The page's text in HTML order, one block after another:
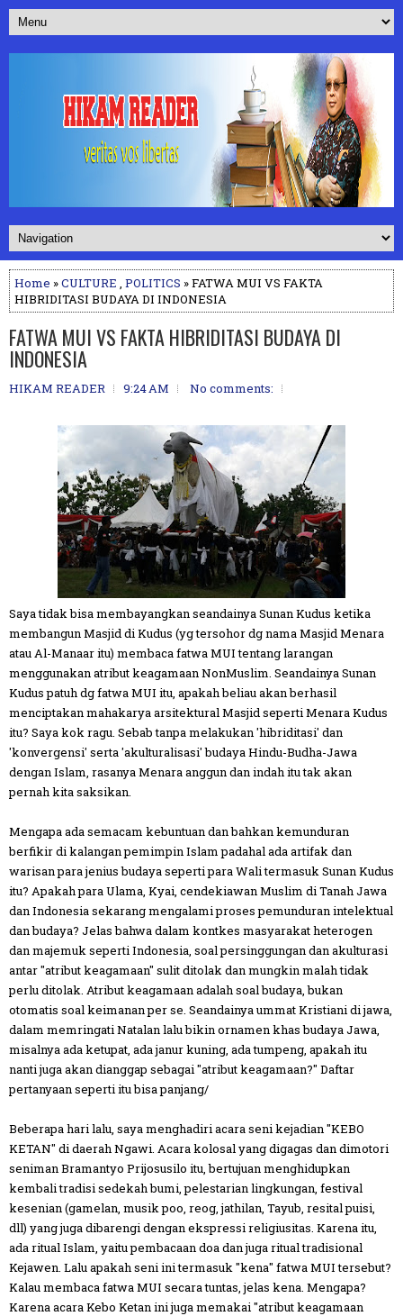
Home »CULTURE , POLITICS » FATWA MUI VS FAKTA
HIBRIDITASI BUDAYA DI INDONESIA
FATWA MUI VS FAKTA HIBRIDITASI BUDAYA DI
INDONESIA
HIKAM READER 9:24 AM No comments:
Saya tidak bisa membayangkan seandainya Sunan Kudus ketika
membangun Masjid di Kudus (yg tersohor dg nama Masjid Menara
atau Al-Manaar itu) membaca fatwa MUI tentang larangan
menggunakan atribut keagamaan NonMuslim. Seandainya Sunan
Kudus patuh dg fatwa MUI itu, apakah beliau akan berhasil
menciptakan mahakarya arsitektural Masjid seperti Menara Kudus
itu? Saya kok ragu. Sebab tanpa melakukan 'hibriditasi' dan
'konvergensi' serta 'akulturalisasi' budaya Hindu-Budha-Jawa
dengan Islam, rasanya Menara anggun dan indah itu tak akan
pernah kita saksikan.
Mengapa ada semacam kebuntuan dan bahkan kemunduran
berfikir di kalangan pemimpin Islam padahal ada artifak dan
warisan para jenius budaya seperti para Wali termasuk Sunan Kudus
itu? Apakah para Ulama, Kyai, cendekiawan Muslim di Tanah Jawa
dan Indonesia sekarang mengalami proses pemunduran intelektual
dan budaya? Jelas bahwa dalam kontkes masyarakat heterogen
dan majemuk seperti Indonesia, soal persinggungan dan akulturasi
antar "atribut keagamaan" sulit ditolak dan mungkin malah tidak
perlu ditolak. Atribut keagamaan adalah soal budaya, bukan
otomatis soal keimanan per se. Seandainya ummat Kristiani di jawa,
dalam memringati Natalan lalu bikin ornamen khas budaya Jawa,
misalnya ada ketupat, ada janur kuning, ada tumpeng, apakah itu
nanti juga akan dianggap sebagai "atribut keagamaan?" Daftar
pertanyaan seperti itu bisa panjang/
Beberapa hari lalu, saya menghadiri acara seni kejadian "KEBO
KETAN" di daerah Ngawi. Acara kolosal yang digagas dan dimotori
senimanBramantyo Prijosusilo itu, bertujuan menghidupkan
kembali tradisi sedekah bumi, pelestarian lingkungan, festival
kesenian (gamelan, musik poo, reog, jathilan, Tayub, resital puisi,
dll) yang juga dibarengi dengan ekspressi religiusitas. Karena itu,
ada ritual Islam, yaitu pembacaan doa dan juga ritual tradisional
Kejawen. Lalu apakah seni ini termasuk "kena" fatwa MUI tersebut?
Kalau membaca fatwa MUI secara tuntas, jelas kena. Mengapa?
Karena acara Kebo Ketan ini juga memakai "atribut keagamaan